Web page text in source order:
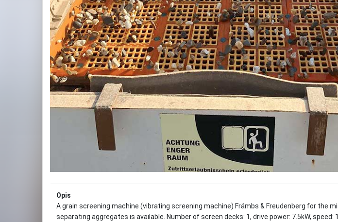
Opis
A grain screening machine (vibrating screening machine) Främbs & Freudenberg for the
separating aggregates is available. Number of screen decks: 1, drive power: 7.5kW, speed: